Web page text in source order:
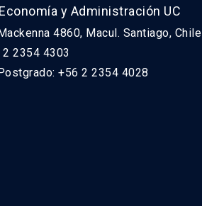
y Administración UC
4860, Macul. Santiago, Chile
2354 4303
+56 2 2354 4028